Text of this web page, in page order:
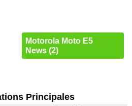
Motorola Moto E5
News (2)
Principales